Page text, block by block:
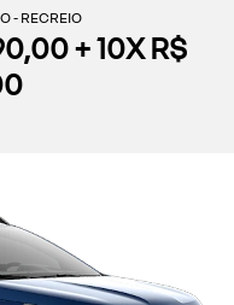
- RECREIO
+ 10X R$